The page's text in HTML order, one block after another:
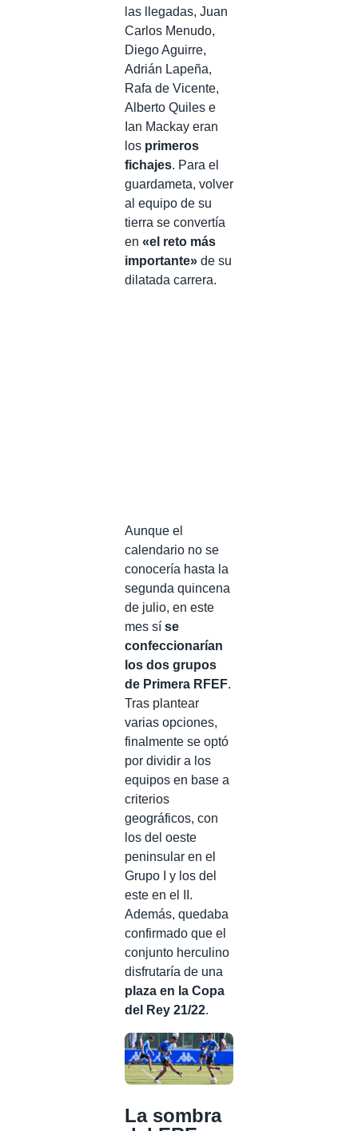
las llegadas, Juan
Carlos Menudo,
Diego Aguirre,
Adrián Lapeña,
Rafa de Vicente,
Alberto Quiles e
Ian Mackay eran
los primeros
fichajes. Para el
guardameta, volver
al equipo de su
tierra se convertía
en «el reto más
importante» de su
dilatada carrera.
Aunque el
calendario no se
conocería hasta la
segunda quincena
de julio, en este
mes sí se
confeccionarían
los dos grupos
de Primera RFEF.
Tras plantear
varias opciones,
finalmente se optó
por dividir a los
equipos en base a
criterios
geográficos, con
los del oeste
peninsular en el
Grupo I y los del
este en el II.
Además, quedaba
confirmado que el
conjunto herculino
disfrutaría de una
plaza en la Copa
del Rey 21/22.
La sombra